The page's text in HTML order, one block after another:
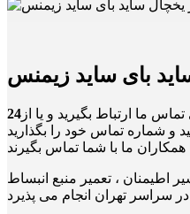
بای ساید زیمنس
ما ارتباط بگیرید و یا از
و شماره تماس خود را بگذارید
اطیمنان ، تعمیر منبع انبساط